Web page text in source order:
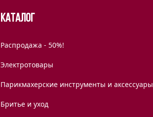
Каталог
Распродажа - 50%!
Электротовары
Парикмахерские инструменты и аксессуары
Бритье и уход